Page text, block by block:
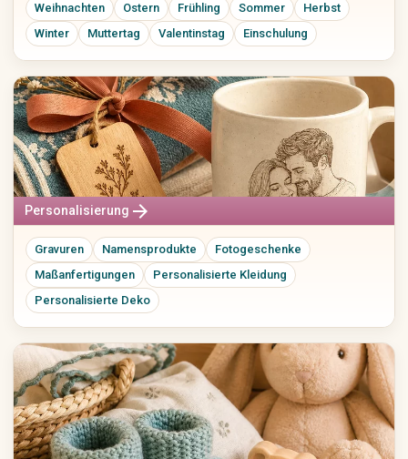
Weihnachten Ostern Frühling Sommer
Herbst
Winter
Muttertag Valentinstag Einschulung
Personalisierung arrow_forward
Gravuren Namensprodukte
Fotogeschenke
Maßanfertigungen
Personalisierte Kleidung
Personalisierte Deko